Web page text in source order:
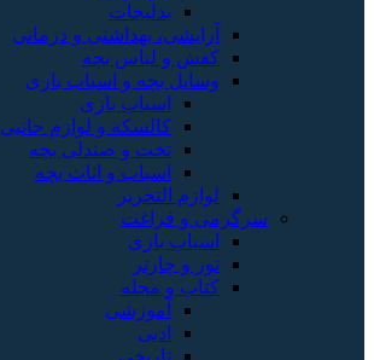
بدلیجات
آرایشی، بهداشتی و درمانی
کفش و لباس بچه
وسایل بچه و اسباب بازی
اسباب بازی
کالسکه و لوازم جانبی
تخت و صندلی بچه
اسباب و اثاث بچه
لوازم التحریر
سرگرمی و فراغت
اسباب‌ بازی
تور و چارتر
کتاب و مجله
آموزشی
ادبی